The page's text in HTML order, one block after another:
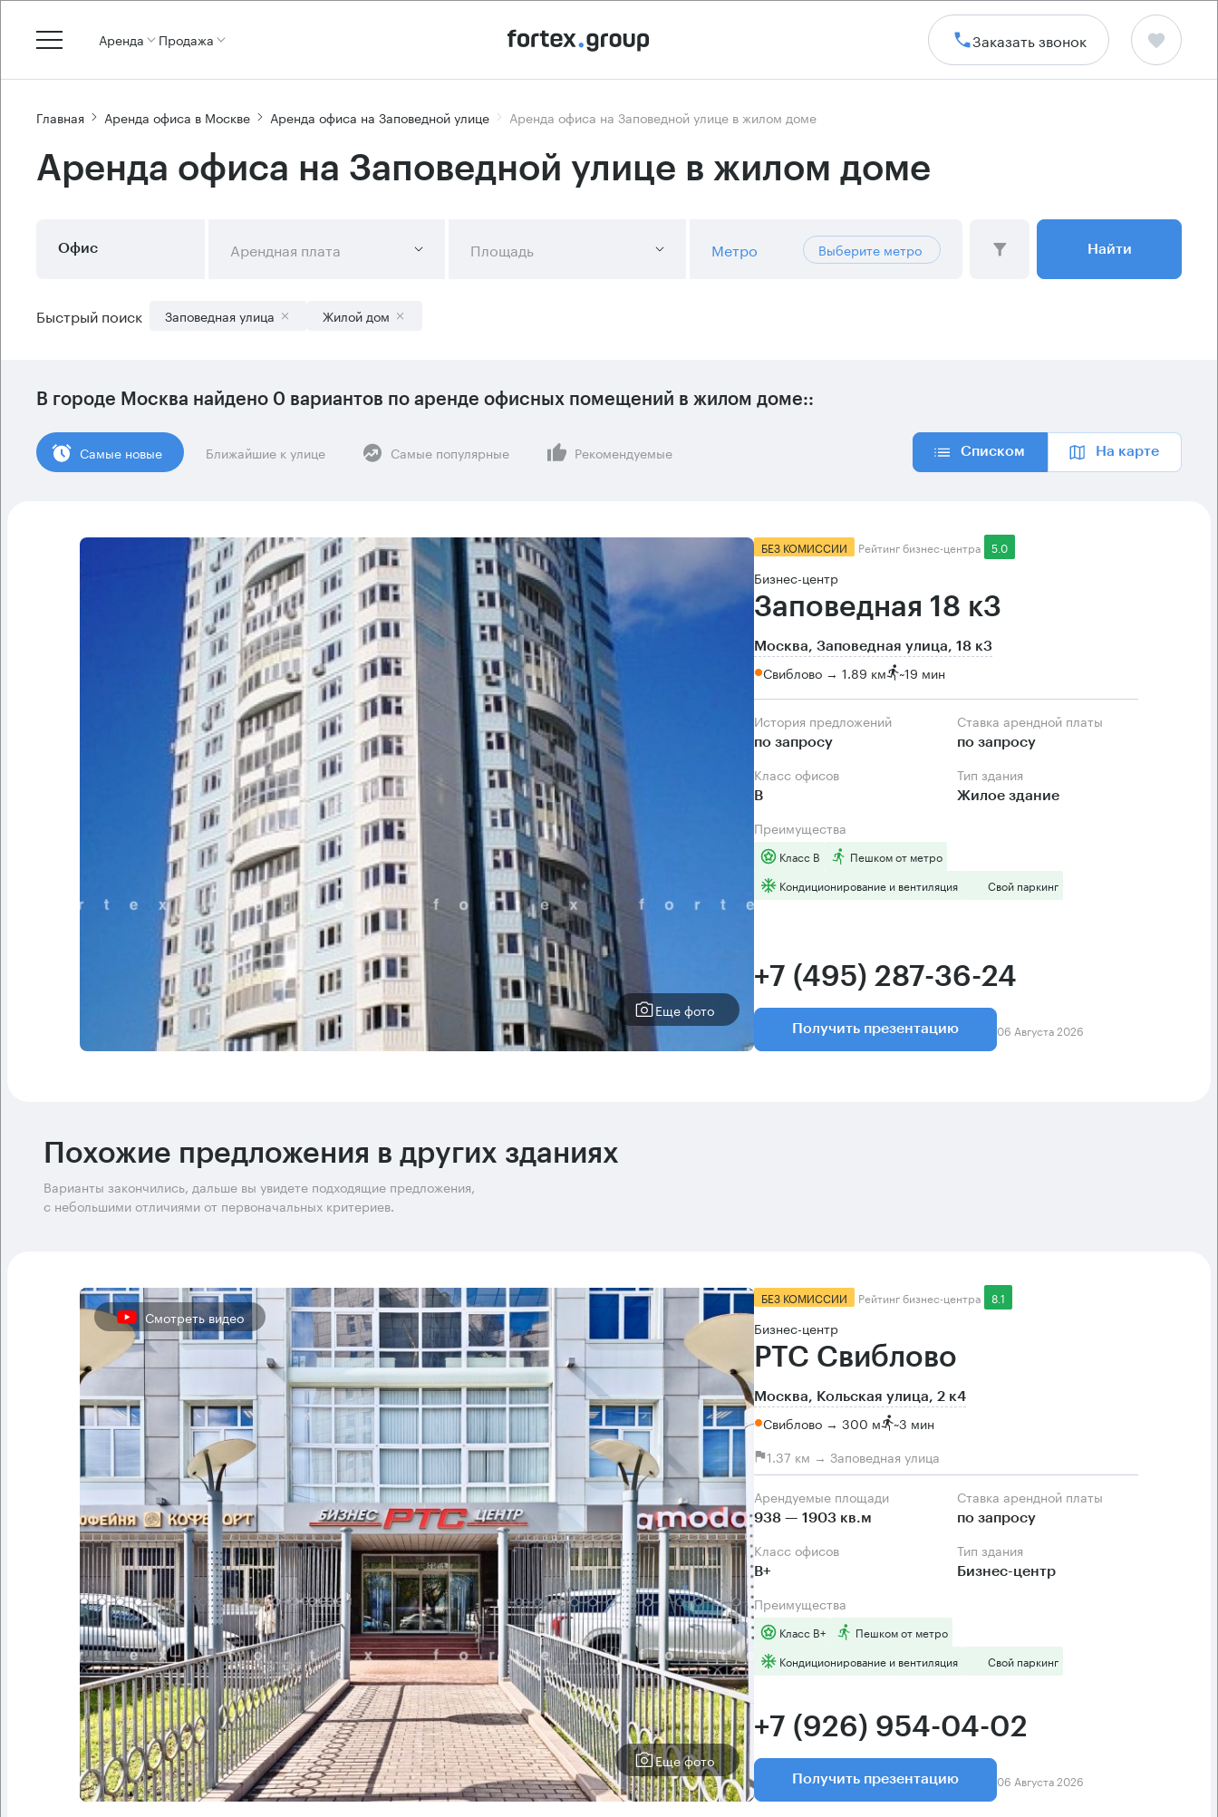
Аренда Продажа Заказать звонок
Главная Аренда офиса в Москве Аренда офиса на Заповедной улице Аренда офиса на Заповедной улице в жилом доме
Аренда офиса на Заповедной улице в жилом доме
Офис Арендная плата Площадь Метро Выберите метро Найти
Быстрый поиск Заповедная улица Жилой дом
В городе Москва найдено 0 вариантов по аренде офисных помещений в жилом доме::
Cамые новые Ближайшие к улице Самые популярные Рекомендуемые Списком На карте
Еще фото
БЕЗ КОМИССИИ Рейтинг бизнес-центра 5.0
Бизнес-центр
Заповедная 18 к3
Москва, Заповедная улица, 18 к3
Свиблово → 1.89 км ~19 мин
История предложений
по запросу
Ставка арендной платы
по запросу
Класс офисов
B
Тип здания
Жилое здание
Преимущества
Класс B
Пешком от метро
Кондиционирование и вентиляция
Свой паркинг
+7 (495) 287-36-24
Получить презентацию 06 Августа 2026
Похожие предложения в других зданиях
Варианты закончились, дальше вы увидете подходящие предложения,
с небольшими отличиями от первоначальных критериев.
Смотреть видео
Еще фото
БЕЗ КОМИССИИ Рейтинг бизнес-центра 8.1
Бизнес-центр
РТС Свиблово
Москва, Кольская улица, 2 к4
Свиблово → 300 м ~3 мин
1.37 км → Заповедная улица
Арендуемые площади
938 — 1903 кв.м
Ставка арендной платы
по запросу
Класс офисов
B+
Тип здания
Бизнес-центр
Преимущества
Класс B+
Пешком от метро
Кондиционирование и вентиляция
Свой паркинг
+7 (926) 954-04-02
Получить презентацию 06 Августа 2026